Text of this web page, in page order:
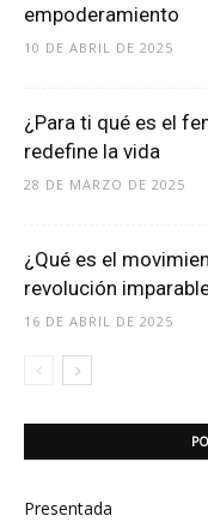
empoderamiento
10 DE ABRIL DE 2025
¿Para ti qué es el
redefine la vida
28 DE MARZO DE 2025
¿Qué es el
revolución
16 DE ABRIL DE 2025
Presentada